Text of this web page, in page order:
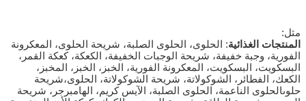
مثل:
المنتجات الغذائية: الحلوى، الحلوى الصلبة، شريحة الحلوى، المعكرونة
الفورية، وجبة خفيفة، شريحة الوجبات الخفيفة، الكعكة، كعكة القمر،
البسكويت، البسكويت، المعكرونة الفورية، الخبز، الخبز، المخبز،
الكعك، الفطائر، الشوكولاتة، شريحة الشوكولاتة، الحلوى،شريحة
حلوىالحلوى الناعمة، الحلوى الصلبة، الآيس كريم، الهامبرجر، شريحة